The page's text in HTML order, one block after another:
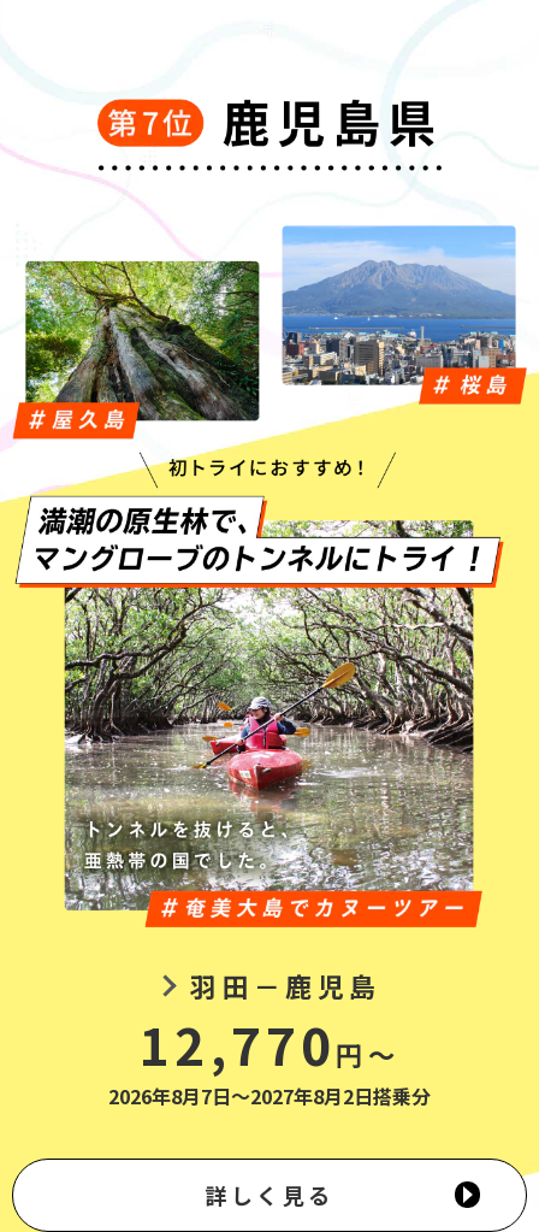
羽田－鹿児島
12,770円～
2026年8月7日～2027年8月2日搭乗分
詳しく見る